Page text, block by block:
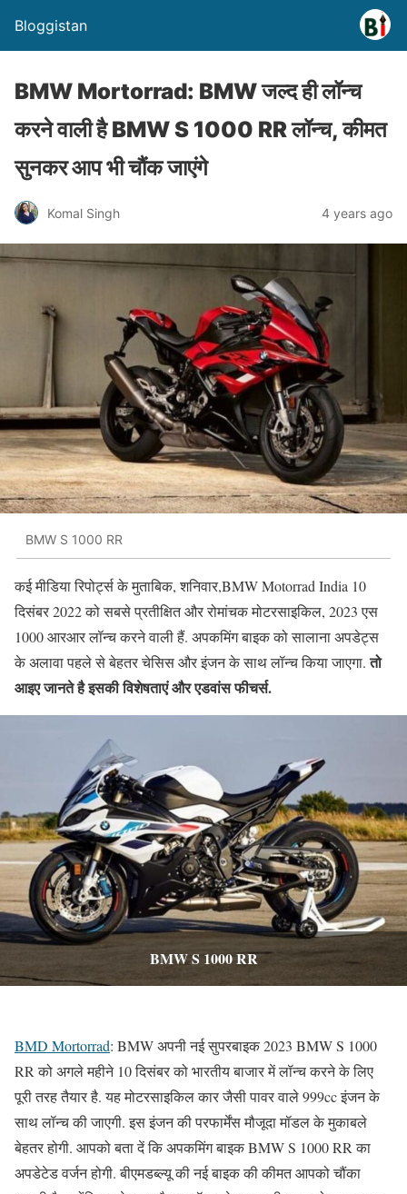
Bloggistan
BMW Mortorrad: BMW जल्द ही लॉन्च
करने वाली है BMW S 1000 RR लॉन्च, कीमत
सुनकर आप भी चौंक जाएंगे
Komal Singh 4 years ago
BMW S 1000 RR
कई मीडिया रिपोर्ट्स के मुताबिक, शनिवार,BMW Motorrad India 10
दिसंबर 2022 को सबसे प्रतीक्षित और रोमांचक मोटरसाइकिल, 2023 एस
1000 आरआर लॉन्च करने वाली हैं. अपकमिंग बाइक को सालाना अपडेट्स
के अलावा पहले से बेहतर चेसिस और इंजन के साथ लॉन्च किया जाएगा.तो
आइए जानते है इसकी विशेषताएं और एडवांस फीचर्स.
BMW S 1000 RR
BMD Mortorrad: BMW अपनी नई सुपरबाइक 2023 BMW S 1000
RR को अगले महीने 10 दिसंबर को भारतीय बाजार में लॉन्च करने के लिए
पूरी तरह तैयार है. यह मोटरसाइकिल कार जैसी पावर वाले 999cc इंजन के
साथ लॉन्च की जाएगी. इस इंजन की परफार्मेंस मौजूदा मॉडल के मुकाबले
बेहतर होगी. आपको बता दें कि अपकमिंग बाइक BMW S 1000 RR का
अपडेटेड वर्जन होगी. बीएमडब्ल्यू की नई बाइक की कीमत आपको चौंका